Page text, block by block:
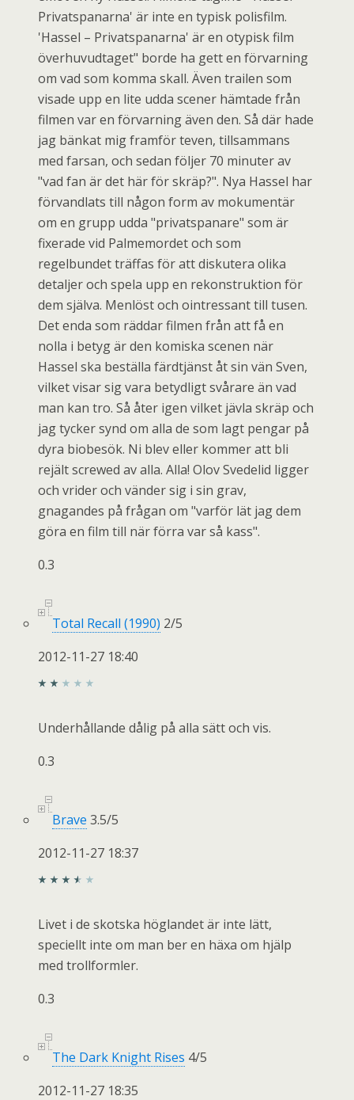
Privatspanarna' är inte en typisk polisfilm.
'Hassel – Privatspanarna' är en otypisk film
överhuvudtaget" borde ha gett en förvarning
om vad som komma skall. Även trailen som
visade upp en lite udda scener hämtade från
filmen var en förvarning även den. Så där hade
jag bänkat mig framför teven, tillsammans
med farsan, och sedan följer 70 minuter av
"vad fan är det här för skräp?". Nya Hassel har
förvandlats till någon form av mokumentär
om en grupp udda "privatspanare" som är
fixerade vid Palmemordet och som
regelbundet träffas för att diskutera olika
detaljer och spela upp en rekonstruktion för
dem själva. Menlöst och ointressant till tusen.
Det enda som räddar filmen från att få en
nolla i betyg är den komiska scenen när
Hassel ska beställa färdtjänst åt sin vän Sven,
vilket visar sig vara betydligt svårare än vad
man kan tro. Så åter igen vilket jävla skräp och
jag tycker synd om alla de som lagt pengar på
dyra biobesök. Ni blev eller kommer att bli
rejält screwed av alla. Alla! Olov Svedelid ligger
och vrider och vänder sig i sin grav,
gnagandes på frågan om "varför lät jag dem
göra en film till när förra var så kass".
0.3
Total Recall (1990) 2/5
2012-11-27 18:40
Underhållande dålig på alla sätt och vis.
0.3
Brave 3.5/5
2012-11-27 18:37
Livet i de skotska höglandet är inte lätt,
speciellt inte om man ber en häxa om hjälp
med trollformler.
0.3
The Dark Knight Rises 4/5
2012-11-27 18:35